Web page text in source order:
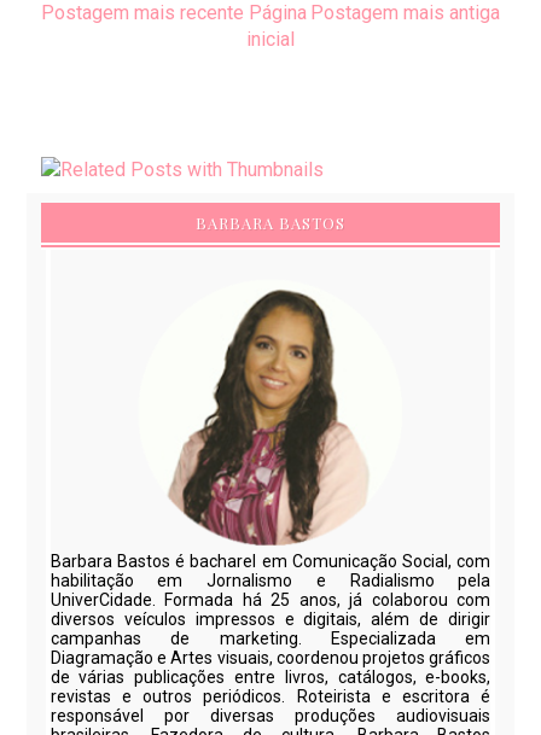
Postagem mais recente Postagem mais antiga
Página
inicial
BARBARA BASTOS
Barbara Bastos é bacharel em Comunicação Social, com
habilitação em Jornalismo e Radialismo pela
UniverCidade. Formada há 25 anos, já colaborou com
diversos veículos impressos e digitais, além de dirigir
campanhas de marketing. Especializada em
Diagramação e Artes visuais, coordenou projetos gráficos
de várias publicações entre livros, catálogos, e-books,
revistas e outros periódicos. Roteirista e escritora é
responsável por diversas produções audiovisuais